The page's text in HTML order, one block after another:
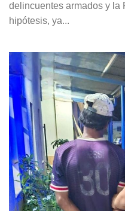
delincuentes armados y la
hipótesis, ya...